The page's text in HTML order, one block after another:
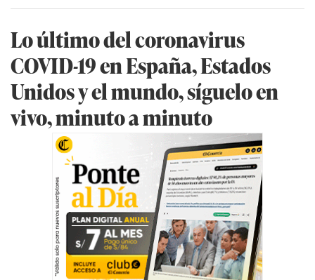
Lo último del coronavirus
COVID-19 en España, Estados
Unidos y el mundo, síguelo en
vivo, minuto a minuto